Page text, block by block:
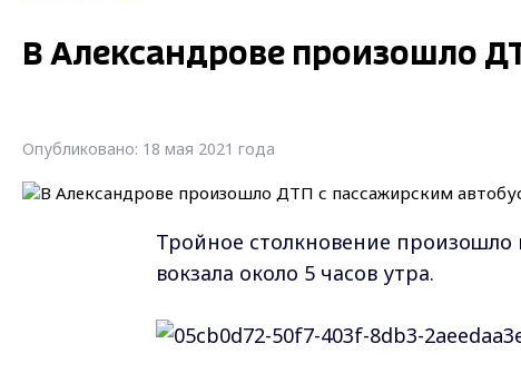
В Александрове произошло
Опубликовано: 18 мая 2021 года
Тройное столкновение произошло
вокзала около 5 часов утра.